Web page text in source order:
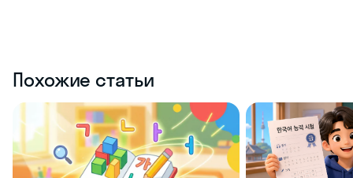
Похожие статьи